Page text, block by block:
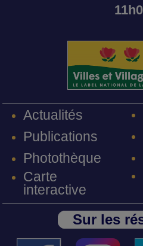
Actualités
Publications
Photothèque
Carte
interactive
Sur les